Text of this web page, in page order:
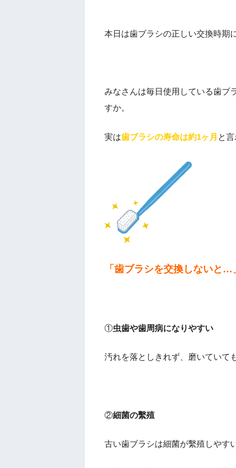
本日は歯ブラシの正しい交換時期
みなさんは毎日使用している歯ブ
すか。
実は歯ブラシの寿命は約1ヶ月 と
「歯ブラシを交換しないと…
①虫歯や歯周病になりやすい
汚れを落としきれず、磨いていて
②細菌の繫殖
古い歯ブラシは細菌が繫殖しやす